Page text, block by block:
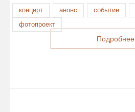
концерт анонс событие
фотопроект
Подробнее